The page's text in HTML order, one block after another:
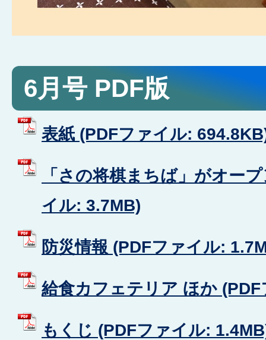
6月号 PDF版
表紙 (PDFファイル:
「さの将棋まちば」がオー
イル: 3.7MB)
防災情報 (PDFファイル:
給食カフェテリア ほか
もくじ (PDFファイル: